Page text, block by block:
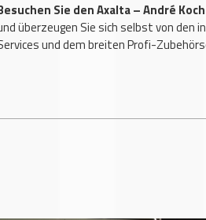
Sie den Axalta – André
überzeugen Sie sich selbst von den
und dem breiten Profi-